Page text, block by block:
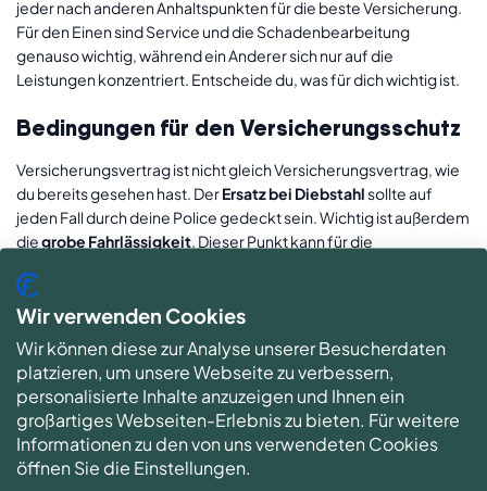
jeder nach anderen Anhaltspunkten für die beste Versicherung.
Für den Einen sind Service und die Schadenbearbeitung
genauso wichtig, während ein Anderer sich nur auf die
Leistungen konzentriert. Entscheide du, was für dich wichtig ist.
Bedingungen für den Versicherungsschutz
Versicherungsvertrag ist nicht gleich Versicherungsvertrag, wie
du bereits gesehen hast. DerErsatz bei Diebstahlsollte auf
jeden Fall durch deine Police gedeckt sein. Wichtig ist außerdem
diegrobe Fahrlässigkeit. Dieser Punkt kann für die
grob fahrlässig gelten, mit dem Handy in der Gürteltasche in
einer überfüllten Straßenbahn zu fahren. Um möglichen
das Handy bei der Nutzung öffentlicher Verkehrsmittel oder bei
Veranstaltungen mit vielen Menschen direkt am Körper, in der
Hosen- oder Jackentasche zu tragen.
Vergleiche die Kosten und Leistungen für diebeste
Handyversicherung mit Diebstahlschutzund liesBewertungen
und Testberichteanderer Kunden. Prüfe auch, ob die
Wir verwenden Cookies
Wir können diese zur Analyse unserer Besucherdaten
platzieren, um unsere Webseite zu verbessern,
personalisierte Inhalte anzuzeigen und Ihnen ein
großartiges Webseiten-Erlebnis zu bieten. Für weitere
Informationen zu den von uns verwendeten Cookies
öffnen Sie die Einstellungen.